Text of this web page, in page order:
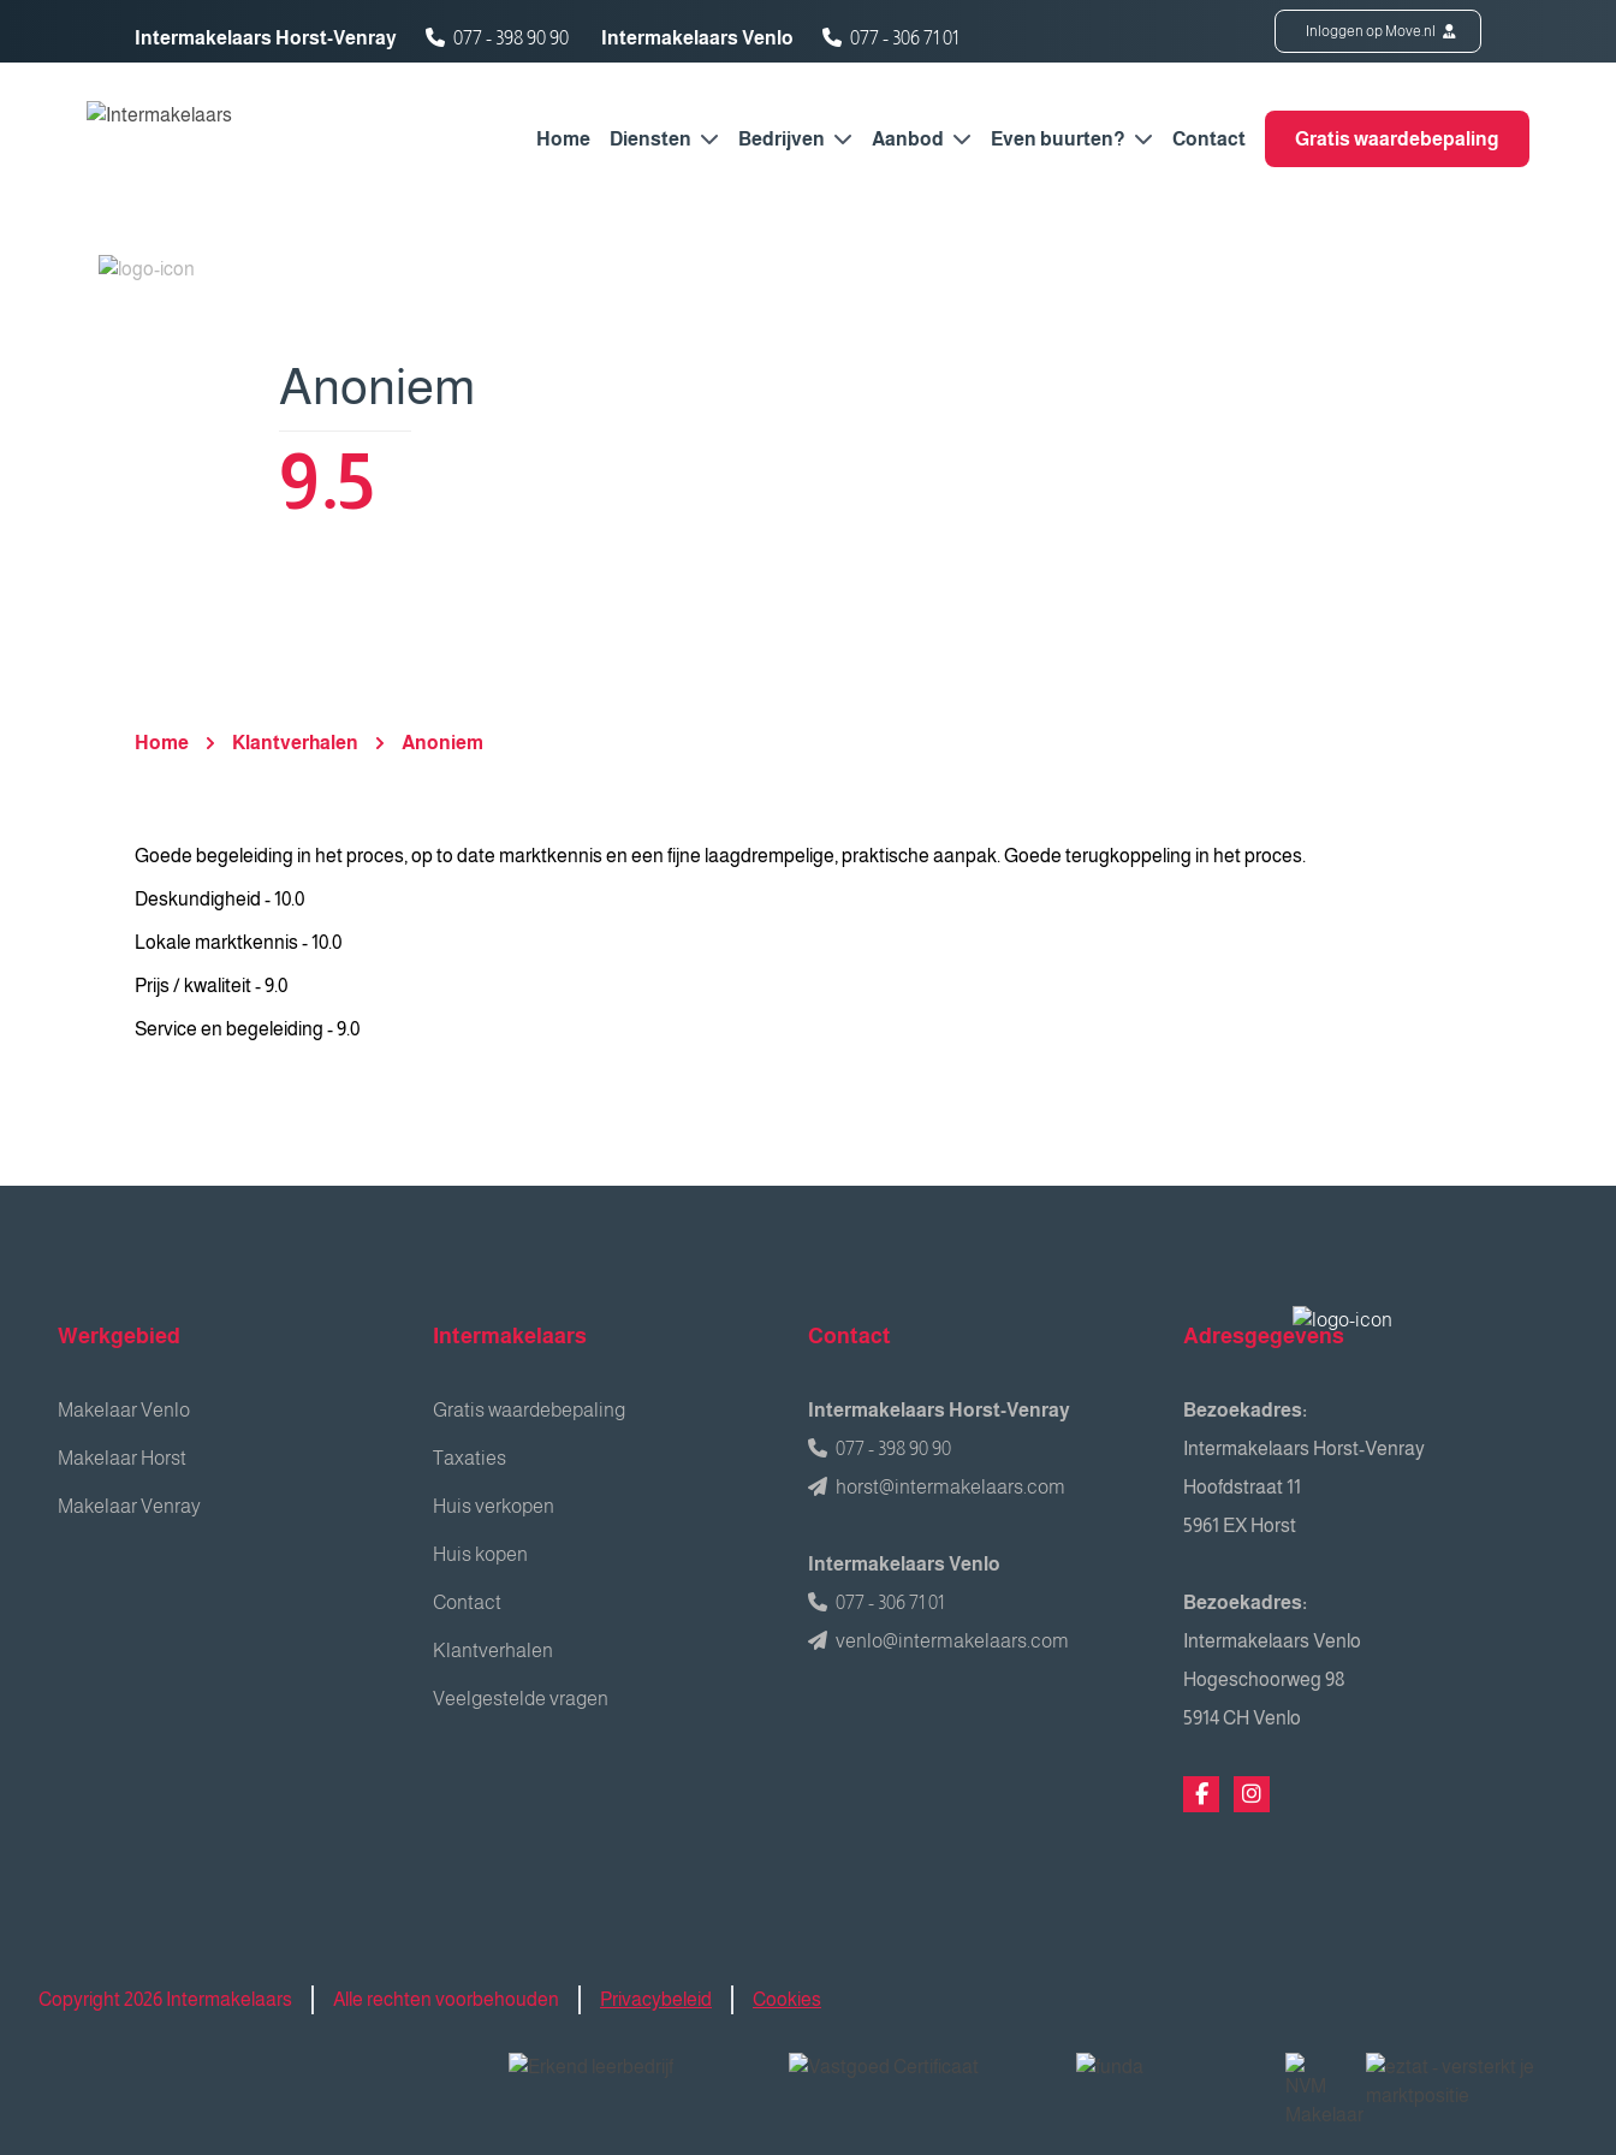
Intermakelaars Horst-Venray
077 - 398 90 90 Intermakelaars Venlo 077 - 306 71 01 Inloggen op Move.nl
Home Diensten Bedrijven Aanbod Even buurten? Contact Gratis waardebepaling
Anoniem
9.5
Home Klantverhalen Anoniem
Goede begeleiding in het proces, op to date marktkennis en een fijne laagdrempelige, praktische aanpak. Goede terugkoppeling in het proces.
Deskundigheid - 10.0
Lokale marktkennis - 10.0
Prijs / kwaliteit - 9.0
Service en begeleiding - 9.0
Werkgebied
Makelaar Venlo
Makelaar Horst
Makelaar Venray
Intermakelaars
Gratis waardebepaling
Taxaties
Huis verkopen
Huis kopen
Contact
Klantverhalen
Veelgestelde vragen
Contact
Intermakelaars Horst-Venray
077 - 398 90 90
horst@intermakelaars.com
Intermakelaars Venlo
077 - 306 71 01
venlo@intermakelaars.com
Adresgegevens
Bezoekadres:
Intermakelaars Horst-Venray
Hoofdstraat 11
5961 EX Horst
Bezoekadres:
Intermakelaars Venlo
Hogeschoorweg 98
5914 CH Venlo
Copyright 2026 Intermakelaars Alle rechten voorbehouden Privacybeleid Cookies